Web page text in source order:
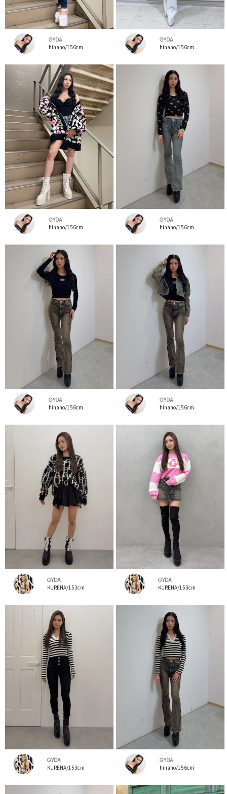
GYDA
hinano/156cm
GYDA
hinano/156cm
GYDA
hinano/156cm
GYDA
hinano/156cm
GYDA
hinano/156cm
GYDA
hinano/156cm
GYDA
KURENA/153cm
GYDA
KURENA/153cm
GYDA
KURENA/153cm
GYDA
hinano/156cm